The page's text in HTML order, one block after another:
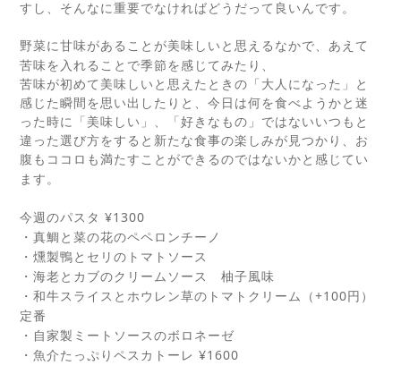
すし、そんなに重要でなければどうだって良いんです。
野菜に甘味があることが美味しいと思えるなかで、あえて
苦味を入れることで季節を感じてみたり、
苦味が初めて美味しいと思えたときの「大人になった」と
感じた瞬間を思い出したりと、今日は何を食べようかと迷
った時に「美味しい」、「好きなもの」ではないいつもと
違った選び方をすると新たな食事の楽しみが見つかり、お
腹もココロも満たすことができるのではないかと感じてい
ます。
今週のパスタ ¥1300
・真鯛と菜の花のペペロンチーノ
・燻製鴨とセリのトマトソース
・海老とカブのクリームソース 柚子風味
・和牛スライスとホウレン草のトマトクリーム（+100円）
定番
・自家製ミートソースのボロネーゼ
・魚介たっぷりペスカトーレ ¥1600